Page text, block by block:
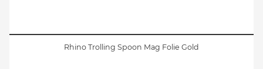
Rhino Trolling Spoon Mag Folie Gold